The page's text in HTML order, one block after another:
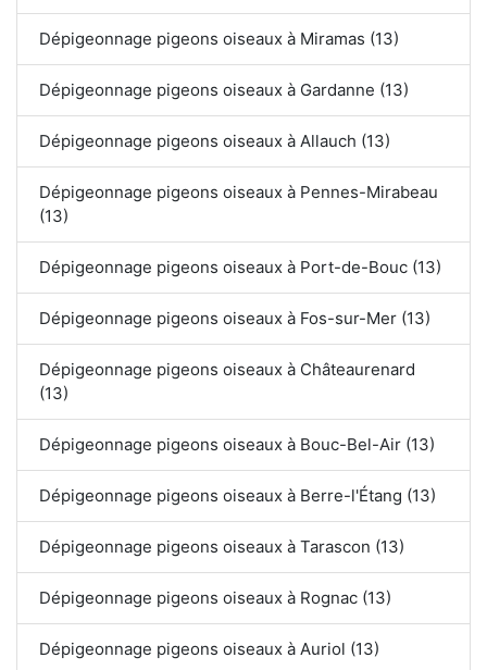
Dépigeonnage pigeons oiseaux à Miramas (13)
Dépigeonnage pigeons oiseaux à Gardanne (13)
Dépigeonnage pigeons oiseaux à Allauch (13)
Dépigeonnage pigeons oiseaux à Pennes-Mirabeau
(13)
Dépigeonnage pigeons oiseaux à Port-de-Bouc (13)
Dépigeonnage pigeons oiseaux à Fos-sur-Mer (13)
Dépigeonnage pigeons oiseaux à Châteaurenard
(13)
Dépigeonnage pigeons oiseaux à Bouc-Bel-Air (13)
Dépigeonnage pigeons oiseaux à Berre-l'Étang (13)
Dépigeonnage pigeons oiseaux à Tarascon (13)
Dépigeonnage pigeons oiseaux à Rognac (13)
Dépigeonnage pigeons oiseaux à Auriol (13)